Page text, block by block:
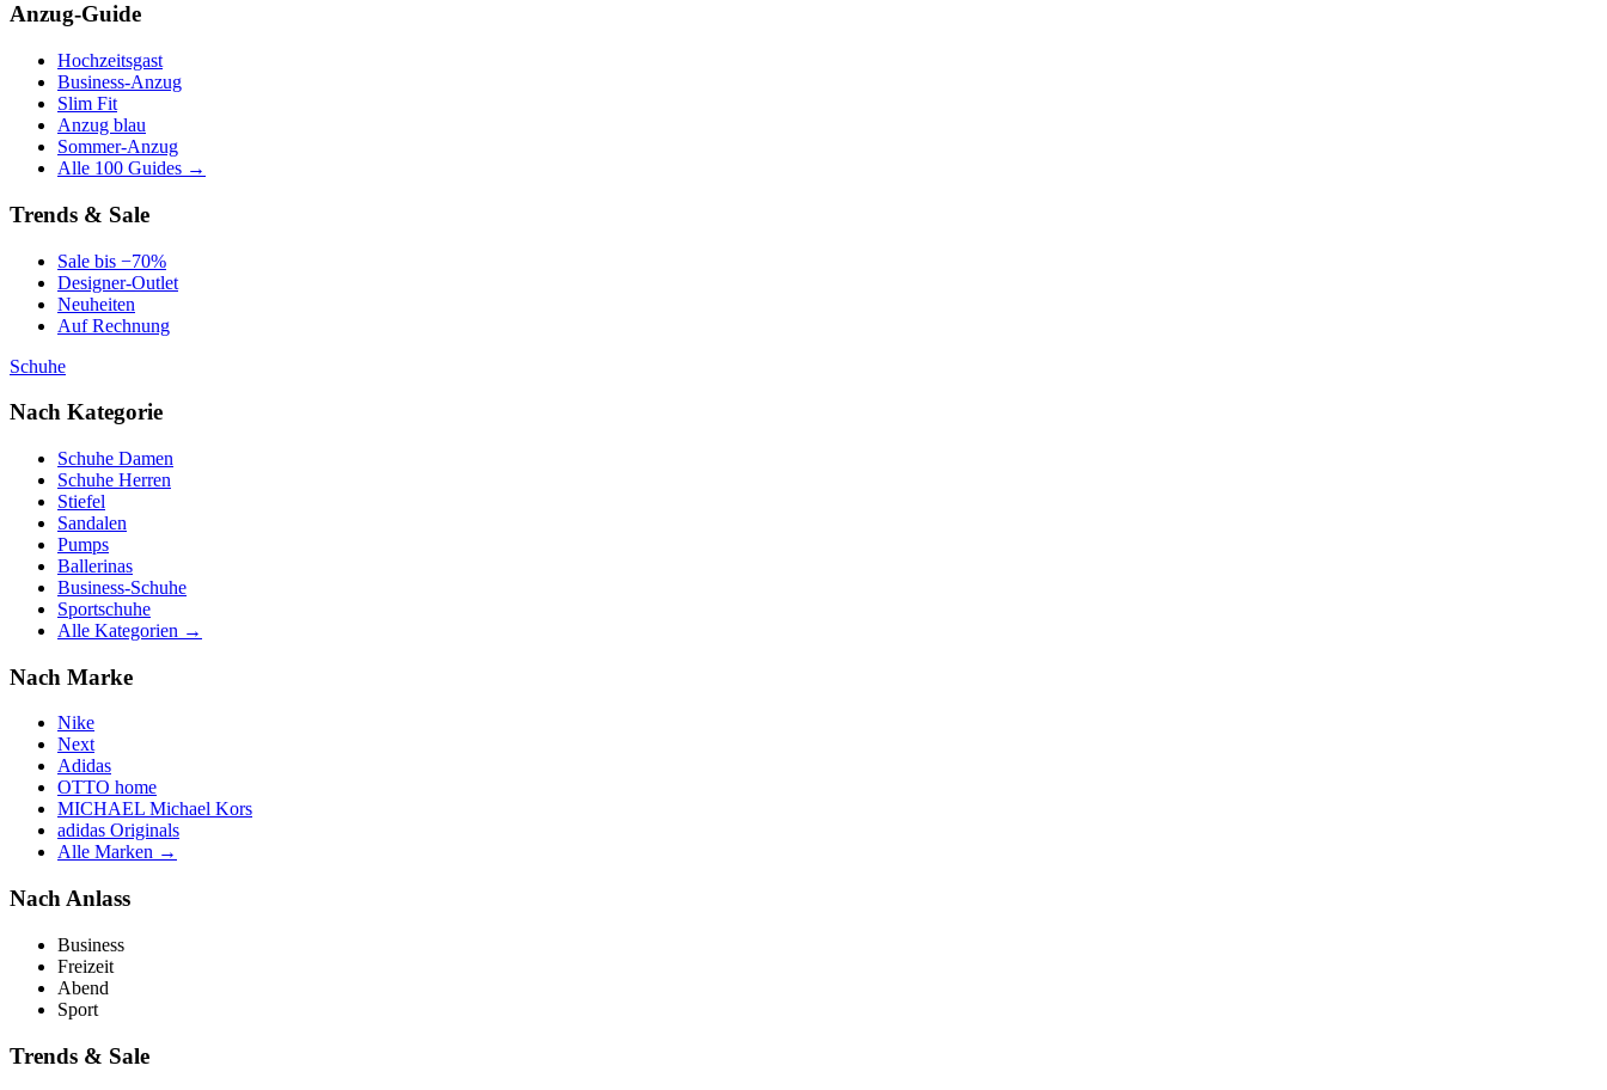
Anzug-Guide
Hochzeitsgast
Business-Anzug
Slim Fit
Anzug blau
Sommer-Anzug
Alle 100 Guides →
Trends & Sale
Sale bis −70%
Designer-Outlet
Neuheiten
Auf Rechnung
Schuhe
Nach Kategorie
Schuhe Damen
Schuhe Herren
Stiefel
Sandalen
Pumps
Ballerinas
Business-Schuhe
Sportschuhe
Alle Kategorien →
Nach Marke
Nike
Next
Adidas
OTTO home
MICHAEL Michael Kors
adidas Originals
Alle Marken →
Nach Anlass
Business
Freizeit
Abend
Sport
Trends & Sale